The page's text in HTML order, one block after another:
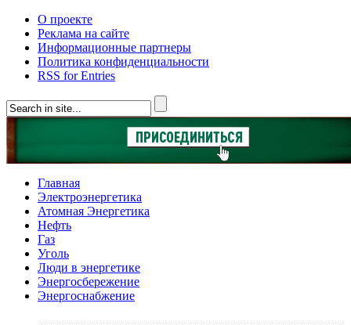
О проекте
Реклама на сайте
Информационные партнеры
Политика конфиденциальности
RSS for Entries
Главная
Электроэнергетика
Атомная Энергетика
Нефть
Газ
Уголь
Люди в энергетике
Энергосбережение
Энергоснабжение